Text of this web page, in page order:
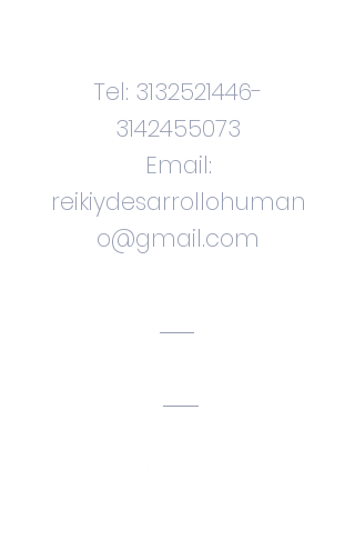
Tel: 3132521446-
3142455073
Email:
reikiydesarrollohuman
o@gmail.com